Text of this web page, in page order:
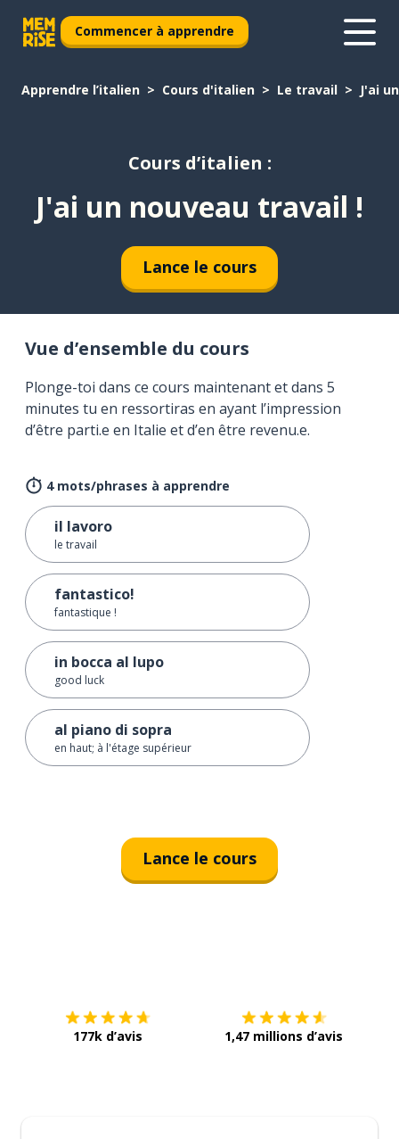
Commencer à apprendre
Apprendre l’italien Cours d'italien Le travail J'ai
Cours d’italien :
J'ai un nouveau travail !
Lance le cours
Vue d’ensemble du cours
Plonge-toi dans ce cours maintenant et dans 5
minutes tu en ressortiras en ayant l’impression
d’être parti.e en Italie et d’en être revenu.e.
4 mots/phrases à apprendre
il lavoro
le travail
fantastico!
fantastique !
in bocca al lupo
good luck
al piano di sopra
en haut; à l'étage supérieur
Lance le cours
177k d’avis 1,47 millions d’avis